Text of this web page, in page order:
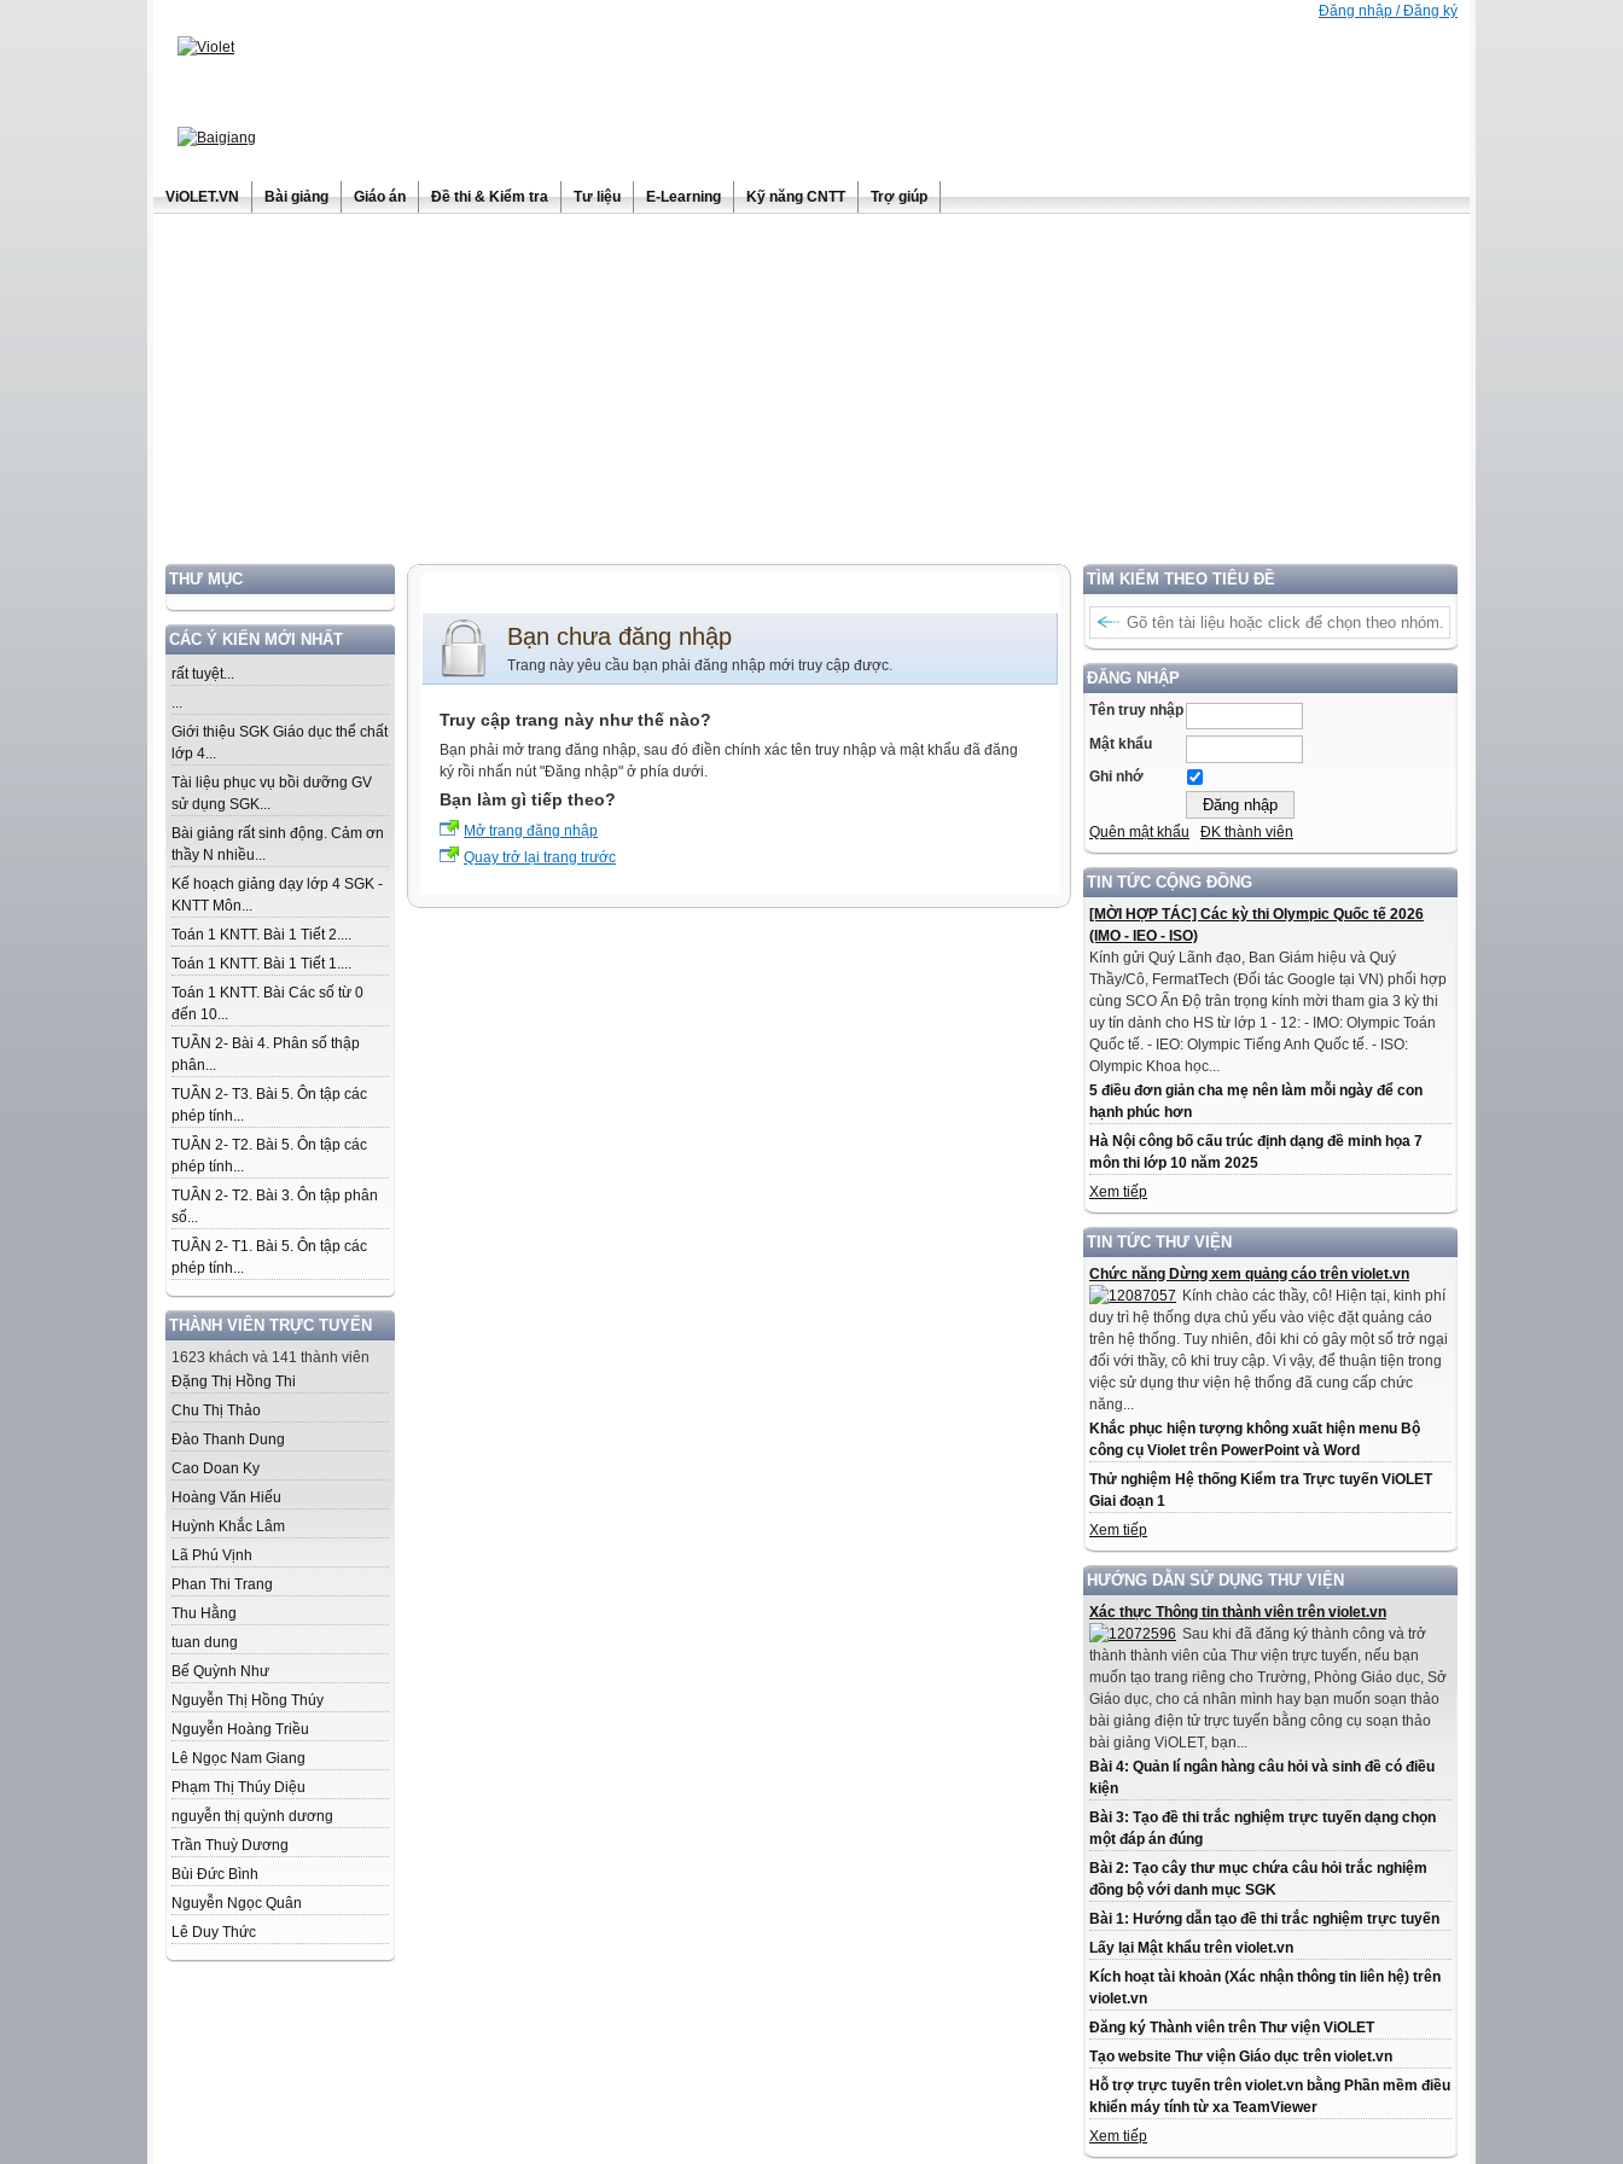
Đăng nhập / Đăng ký
ViOLET.VN Bài giảng Giáo án Đề thi & Kiểm tra Tư liệu E-Learning Kỹ năng CNTT Trợ giúp
THƯ MỤC
CÁC Ý KIẾN MỚI NHẤT
rất tuyệt...
...
Giới thiệu SGK Giáo dục thể chất
lớp 4...
Tài liệu phục vụ bồi dưỡng GV
sử dụng SGK...
Bài giảng rất sinh động. Cảm ơn
thầy N nhiều...
Kế hoạch giảng dạy lớp 4 SGK -
KNTT Môn...
Toán 1 KNTT. Bài 1 Tiết 2....
Toán 1 KNTT. Bài 1 Tiết 1....
Toán 1 KNTT. Bài Các số từ 0
đến 10...
TUẦN 2- Bài 4. Phân số thập
phân...
TUẦN 2- T3. Bài 5. Ôn tập các
phép tính...
TUẦN 2- T2. Bài 5. Ôn tập các
phép tính...
TUẦN 2- T2. Bài 3. Ôn tập phân
số...
TUẦN 2- T1. Bài 5. Ôn tập các
phép tính...
THÀNH VIÊN TRỰC TUYẾN
1623 khách và 141 thành viên
Đặng Thị Hồng Thi
Chu Thị Thảo
Đào Thanh Dung
Cao Doan Ky
Hoàng Văn Hiếu
Huỳnh Khắc Lâm
Lã Phú Vịnh
Phan Thi Trang
Thu Hằng
tuan dung
Bế Quỳnh Như
Nguyễn Thị Hồng Thúy
Nguyễn Hoàng Triều
Lê Ngọc Nam Giang
Phạm Thị Thúy Diệu
nguyễn thị quỳnh dương
Trần Thuỳ Dương
Bùi Đức Bình
Nguyễn Ngọc Quân
Lê Duy Thức
TÌM KIẾM THEO TIÊU ĐỀ
ĐĂNG NHẬP
Tên truy nhập
Mật khẩu
Ghi nhớ
Quên mật khẩu ĐK thành viên
TIN TỨC CỘNG ĐỒNG
[MỜI HỢP TÁC] Các kỳ thi Olympic Quốc tế 2026
(IMO - IEO - ISO)
Kính gửi Quý Lãnh đạo, Ban Giám hiệu và Quý
Thầy/Cô, FermatTech (Đối tác Google tại VN) phối hợp
cùng SCO Ấn Độ trân trọng kính mời tham gia 3 kỳ thi
uy tín dành cho HS từ lớp 1 - 12: - IMO: Olympic Toán
Quốc tế. - IEO: Olympic Tiếng Anh Quốc tế. - ISO:
Olympic Khoa học...
5 điều đơn giản cha mẹ nên làm mỗi ngày để con
hạnh phúc hơn
Hà Nội công bố cấu trúc định dạng đề minh họa 7
môn thi lớp 10 năm 2025
Xem tiếp
TIN TỨC THƯ VIỆN
Chức năng Dừng xem quảng cáo trên violet.vn
Kính chào các thầy, cô! Hiện tại, kinh phí
duy trì hệ thống dựa chủ yếu vào việc đặt quảng cáo
trên hệ thống. Tuy nhiên, đôi khi có gây một số trở ngại
đối với thầy, cô khi truy cập. Vì vậy, để thuận tiện trong
việc sử dụng thư viện hệ thống đã cung cấp chức
năng...
Khắc phục hiện tượng không xuất hiện menu Bộ
công cụ Violet trên PowerPoint và Word
Thử nghiệm Hệ thống Kiểm tra Trực tuyến ViOLET
Giai đoạn 1
Xem tiếp
HƯỚNG DẪN SỬ DỤNG THƯ VIỆN
Xác thực Thông tin thành viên trên violet.vn
Sau khi đã đăng ký thành công và trở
thành thành viên của Thư viện trực tuyến, nếu bạn
muốn tạo trang riêng cho Trường, Phòng Giáo dục, Sở
Giáo dục, cho cá nhân mình hay bạn muốn soạn thảo
bài giảng điện tử trực tuyến bằng công cụ soạn thảo
bài giảng ViOLET, bạn...
Bài 4: Quản lí ngân hàng câu hỏi và sinh đề có điều
kiện
Bài 3: Tạo đề thi trắc nghiệm trực tuyến dạng chọn
một đáp án đúng
Bài 2: Tạo cây thư mục chứa câu hỏi trắc nghiệm
đồng bộ với danh mục SGK
Bài 1: Hướng dẫn tạo đề thi trắc nghiệm trực tuyến
Lấy lại Mật khẩu trên violet.vn
Kích hoạt tài khoản (Xác nhận thông tin liên hệ) trên
violet.vn
Đăng ký Thành viên trên Thư viện ViOLET
Tạo website Thư viện Giáo dục trên violet.vn
Hỗ trợ trực tuyến trên violet.vn bằng Phần mềm điều
khiển máy tính từ xa TeamViewer
Xem tiếp
Bạn chưa đăng nhập
Trang này yêu cầu bạn phải đăng nhập mới truy cập được.
Truy cập trang này như thế nào?
Bạn phải mở trang đăng nhập, sau đó điền chính xác tên truy nhập và mật khẩu đã đăng
ký rồi nhấn nút "Đăng nhập" ở phía dưới.
Bạn làm gì tiếp theo?
Mở trang đăng nhập
Quay trở lại trang trước